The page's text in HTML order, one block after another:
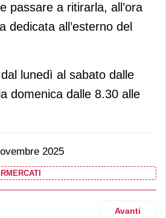
passare a ritirarla, all’ora
dedicata all’esterno del
lunedì al sabato dalle
domenica dalle 8.30 alle
2025
Action inaugura un nuovo store a
Articolo
Avanti